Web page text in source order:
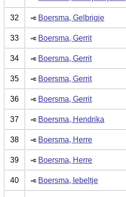
32 Boersma, Gelbrigje
33 Boersma, Gerrit
34 Boersma, Gerrit
35 Boersma, Gerrit
36 Boersma, Gerrit
37 Boersma, Hendrika
38 Boersma, Herre
39 Boersma, Herre
40 Boersma, Iebeltje